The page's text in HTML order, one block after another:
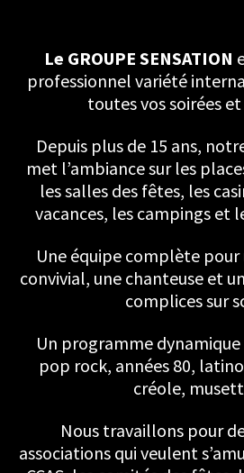
Le GROUPE SENSATION
professionnel variété
toutes vos soirées
Depuis plus de 15 ans,
met l’ambiance sur les
les salles des fêtes, les
vacances, les campings et
Une équipe complète
convivial, une chanteuse et
complices sur
Un programme
pop rock, années 80,
créole,
Nous travaillons pour
associations qui veulent